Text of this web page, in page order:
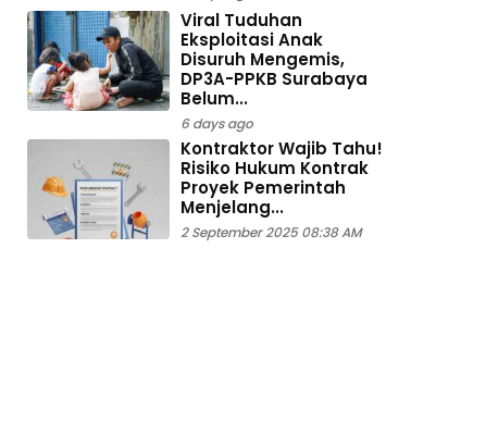
Viral Tuduhan
Eksploitasi Anak
Disuruh Mengemis,
DP3A-PPKB Surabaya
Belum...
6 days ago
Kontraktor Wajib Tahu!
Risiko Hukum Kontrak
Proyek Pemerintah
Menjelang...
2 September 2025 08:38 AM